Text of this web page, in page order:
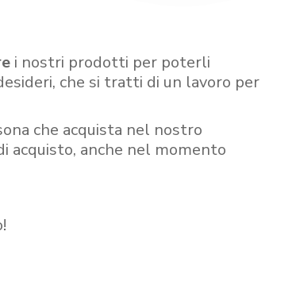
i nostri prodotti per poterli
che si tratti di un lavoro per
che acquista nel nostro
acquisto, anche nel momento